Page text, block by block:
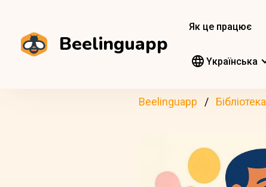
Beelinguapp
Як це працює
Yкраїнська
Beelinguapp Бібліотека